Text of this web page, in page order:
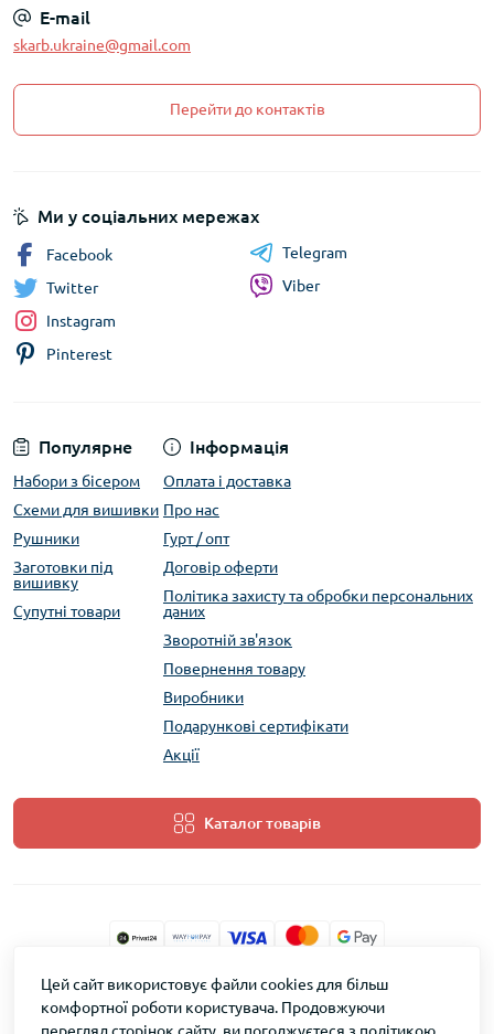
E-mail
skarb.ukraine@gmail.com
Перейти до контактів
Популярне
Набори з бісером
Схеми для вишивки
Рушники
Заготовки під
вишивку
Супутні товари
Інформація
Оплата і доставка
Про нас
Гурт / опт
Договір оферти
Політика захисту та обробки персональних
даних
Зворотній зв'язок
Повернення товару
Виробники
Подарункові сертифікати
Акції
Каталог товарів
Ми у соціальних мережах
Facebook
Twitter
Instagram
Pinterest
Telegram
Viber
ТМ Скарб © 2026
Цей сайт використовує файли cookies для більш
комфортної роботи користувача. Продовжуючи